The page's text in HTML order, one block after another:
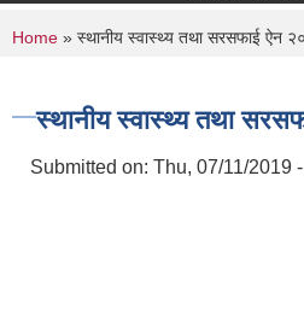
You are here
Home » स्थानीय स्वास्थ्य तथा सरसफाई ऐन
स्थानीय स्वास्थ्य तथा
Submitted on: Thu, 07/11/2019